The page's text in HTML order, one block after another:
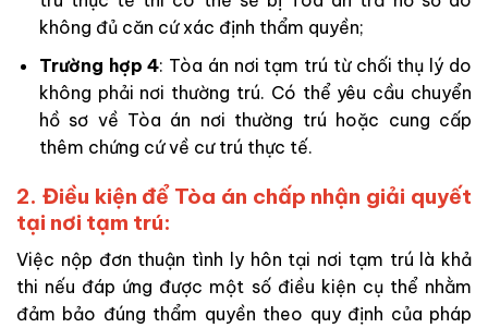
không đủ căn cứ xác định thẩm quyền;
Trường hợp 4: Tòa án nơi tạm trú từ chối thụ lý do
không phải nơi thường trú. Có thể yêu cầu chuyển
hồ sơ về Tòa án nơi thường trú hoặc cung cấp
thêm chứng cứ về cư trú thực tế.
2. Điều kiện để Tòa án chấp nhận giải quyết
tại nơi tạm trú:
Việc nộp đơn thuận tình ly hôn tại nơi tạm trú là khả
thi nếu đáp ứng được một số điều kiện cụ thể nhằm
đảm bảo đúng thẩm quyền theo quy định của pháp